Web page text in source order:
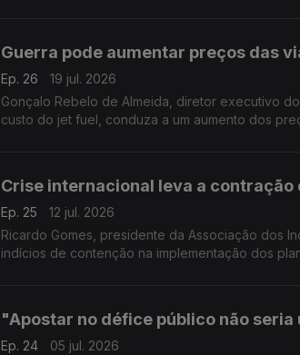
Guerra pode aumentar preços das
Ep. 26
19 jul. 2026
Gonçalo Rebelo de Almeida, diretor executivo
custo do jet fuel, conduza a um aumento dos
Crise internacional leva a
Ep. 25
12 jul. 2026
Ricardo Gomes, presidente da Associação dos
indícios de contenção na implementação dos
"Apostar no défice público não seria
Ep. 24
05 jul. 2026